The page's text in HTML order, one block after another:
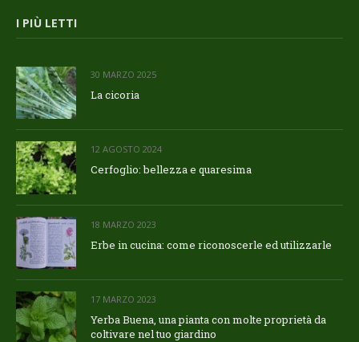
I PIÙ LETTI
30 MARZO 2025
La cicoria
12 AGOSTO 2024
Cerfoglio: bellezza e quaresima
18 MARZO 2023
Erbe in cucina: come riconoscerle ed utilizzarle
17 MARZO 2023
Yerba Buena, una pianta con molte proprietà da
coltivare nel tuo giardino